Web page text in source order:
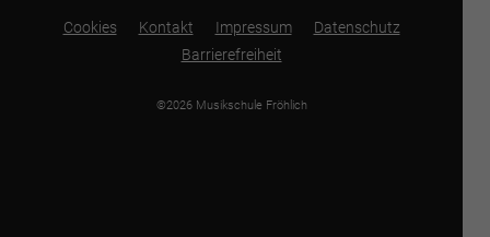
Cookies Kontakt Impressum
Datenschutz
Barrierefreiheit
©2026 Musikschule Fröhlich